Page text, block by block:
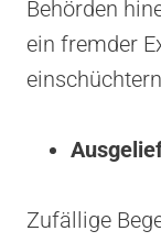
Behörden
ein fremder
Zufällige